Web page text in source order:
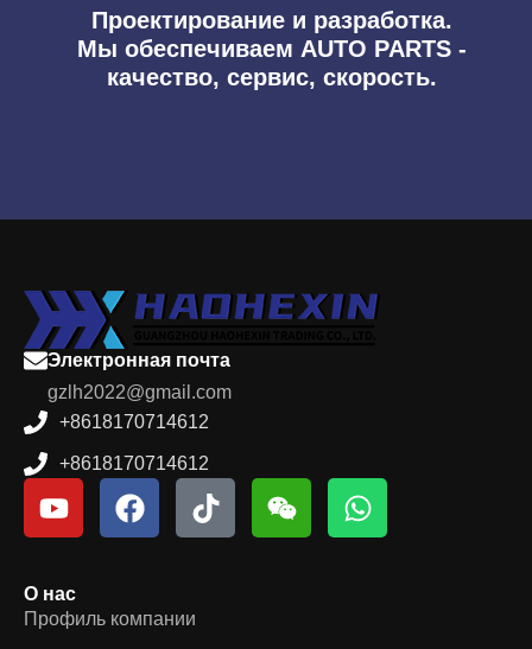
Проектирование и разработка.
Мы обеспечиваем AUTO PARTS -
качество, сервис, скорость.
Электронная почта
gzlh2022@gmail.com
+8618170714612
+8618170714612
О нас
Профиль компании